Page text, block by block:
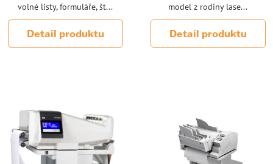
volné listy, formuláře, št...
Detail produktu
model z rodiny lase...
Detail produktu